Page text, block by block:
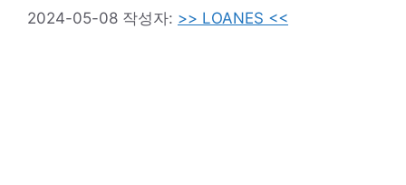
2024-05-08 작성자: >> LOANES <<